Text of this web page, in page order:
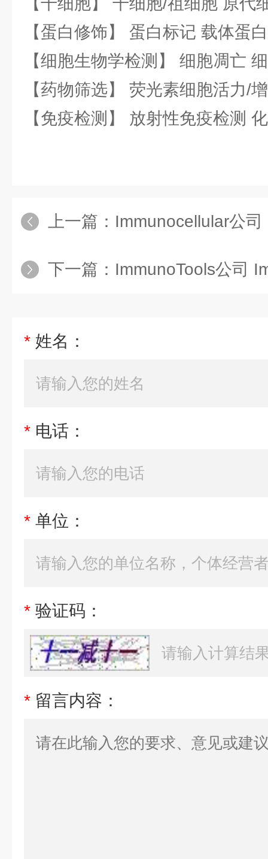
【蛋白修饰】 蛋白标记 载体蛋
【细胞生物学检测】 细胞凋亡
【药物筛选】 荧光素细胞活力/
【免疫检测】 放射性免疫检测
上一篇： Immunocellular公
下一篇： ImmunoTools公司
* 姓名：
* 电话：
* 单位：
* 验证码：
* 留言内容：